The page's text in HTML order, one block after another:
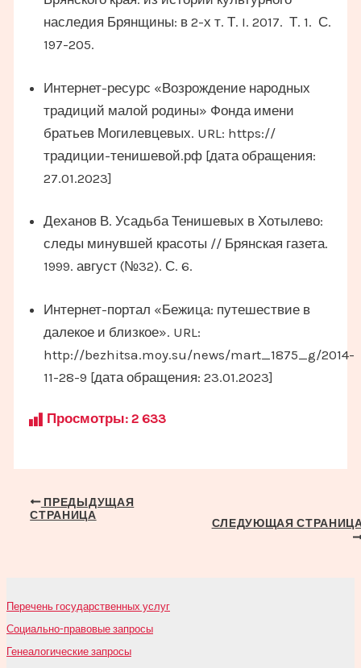
наследия Брянщины: в 2-х т. Т. I. 2017. Т. 1. С.
197-205.
Интернет-ресурс «Возрождение народных
традиций малой родины» Фонда имени
братьев Могилевцевых. URL: https://
традиции-тенишевой.рф [дата обращения:
27.01.2023]
Деханов В. Усадьба Тенишевых в Хотылево:
следы минувшей красоты // Брянская газета.
1999. август (№32). С. 6.
Интернет-портал «Бежица: путешествие в
далекое и близкое». URL:
http://bezhitsa.moy.su/news/mart_1875_g/2014-
11-28-9 [дата обращения: 23.01.2023]
Просмотры: 2 633
Навигация
ПРЕДЫДУЩАЯ
СТРАНИЦА
СЛЕДУЮЩАЯ
Перечень государственных услуг
Социально-правовые запросы
Генеалогические запросы